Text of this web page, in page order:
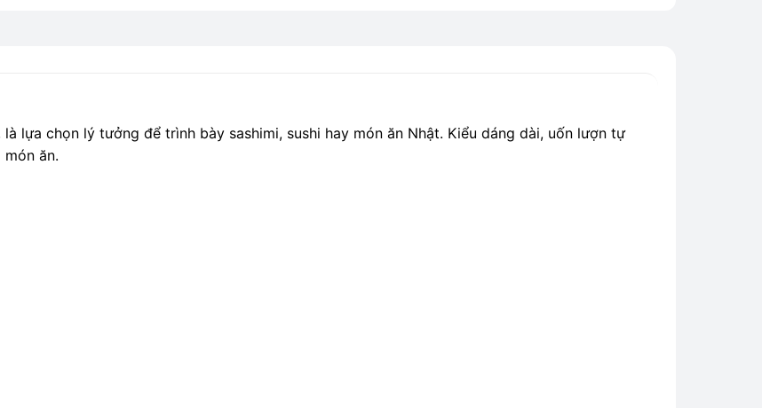
là lựa chọn lý tưởng để trình bày sashimi, sushi hay món ăn Nhật. Kiểu dáng dài, uốn lượn tự
ăn.